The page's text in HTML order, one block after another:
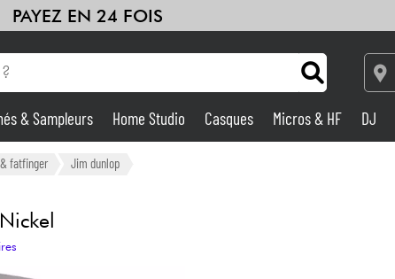
PAYEZ EN 24 FOIS
Amplis & Effets
& Sampleurs Home Studio Casques Micros & HF DJ
fatfinger Jim dunlop